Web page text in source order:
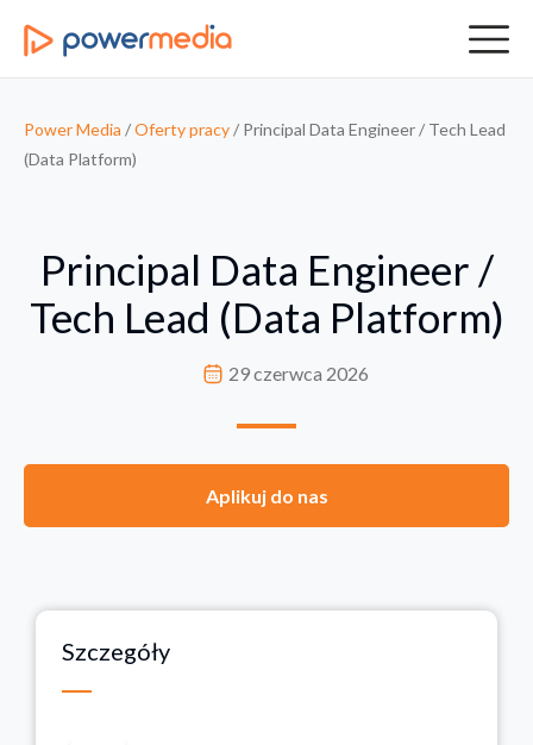
Power Media /Oferty pracy/ Principal Data Engineer / Tech Lead
(Data Platform)
Principal Data Engineer /
Tech Lead (Data Platform)
29 czerwca 2026
Aplikuj do nas
Szczegóły